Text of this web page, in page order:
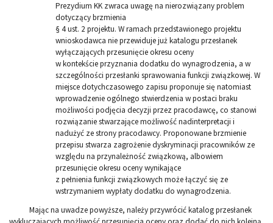
Prezydium KK zwraca uwagę na nierozwiązany problem
dotyczący brzmienia
§ 4 ust. 2 projektu. W ramach przedstawionego projektu
wnioskodawca nie przewiduje już katalogu przesłanek
wyłączających przesunięcie okresu oceny
w kontekście przyznania dodatku do wynagrodzenia, a w
szczególności przesłanki sprawowania funkcji związkowej. W
miejsce dotychczasowego zapisu proponuje się natomiast
wprowadzenie ogólnego stwierdzenia w postaci braku
możliwości podjęcia decyzji przez pracodawcę, co stanowi
rozwiązanie stwarzające możliwość nadinterpretacji i
nadużyć ze strony pracodawcy. Proponowane brzmienie
przepisu stwarza zagrożenie dyskryminacji pracowników ze
względu na przynależność związkową, albowiem
przesunięcie okresu oceny wynikające
z pełnienia funkcji związkowych może łączyć się ze
wstrzymaniem wypłaty dodatku do wynagrodzenia.
Mając na uwadze powyższe, należy przywrócić katalog przesłanek